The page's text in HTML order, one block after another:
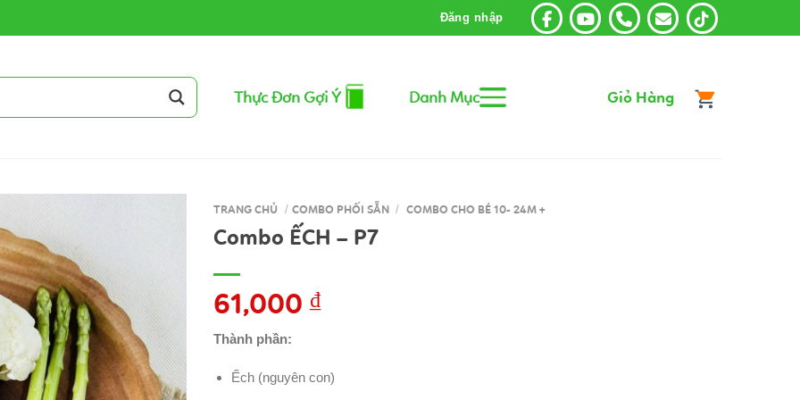
Đăng nhập
Thực Đơn Gợi Ý Danh Mục Giỏ Hàng
TRANG CHỦ / COMBO PHỐI SẴN / COMBO CHO BÉ 10- 24M +
Combo ẾCH – P7
61,000 ₫
Thành phần:
Ếch (nguyên con)